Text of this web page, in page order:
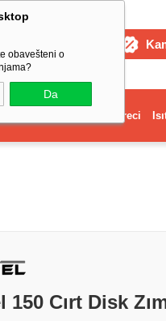
obavešteni o
Da
Dekorasyon ve Ev Gereci
150 Cırt Disk